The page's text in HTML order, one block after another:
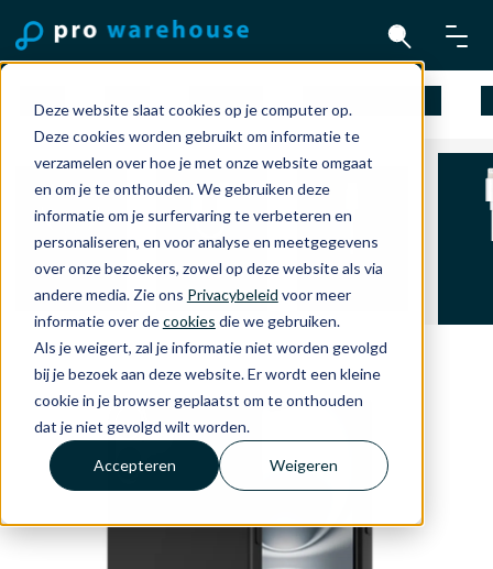
Deze website slaat cookies op je computer op.
Deze cookies worden gebruikt om informatie te
verzamelen over hoe je met onze website omgaat
en om je te onthouden. We gebruiken deze
informatie om je surfervaring te verbeteren en
personaliseren, en voor analyse en meetgegevens
over onze bezoekers, zowel op deze website als via
andere media. Zie ons Privacybeleid voor meer
informatie over decookies die we gebruiken.
Als je weigert, zal je informatie niet worden gevolgd
bij je bezoek aan deze website. Er wordt een kleine
cookie in je browser geplaatst om te onthouden
dat je niet gevolgd wilt worden.
Accepteren Weigeren
Mac iPad iPhone Apple Watch
Headphones
and TV
Kabels en
Adapters
USB-C kabels
en adapters